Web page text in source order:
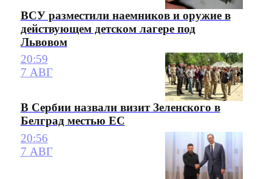
ВСУ разместили наемников и оружие в
действующем детском лагере под
Львовом
20:59
7 АВГ
В Сербии назвали визит Зеленского в
Белград местью ЕС
20:56
7 АВГ